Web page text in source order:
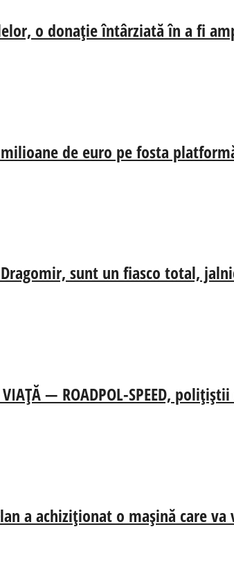
o donație întârziată în a fi
de euro pe fosta
sunt un fiasco total,
VIAȚĂ — ROADPOL-SPEED,
a achiziționat o mașină care